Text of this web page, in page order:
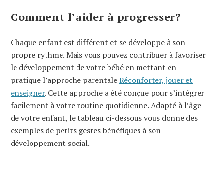
Comment l’aider à progresser?
Chaque enfant est différent et se développe à son
propre rythme. Mais vous pouvez contribuer à favoriser
le développement de votre bébé en mettant en
pratique l’approche parentaleRéconforter, jouer et
enseigner. Cette approche a été conçue pour s’intégrer
facilement à votre routine quotidienne. Adapté à l’âge
de votre enfant, le tableau ci-dessous vous donne des
exemples de petits gestes bénéfiques à son
développement social.